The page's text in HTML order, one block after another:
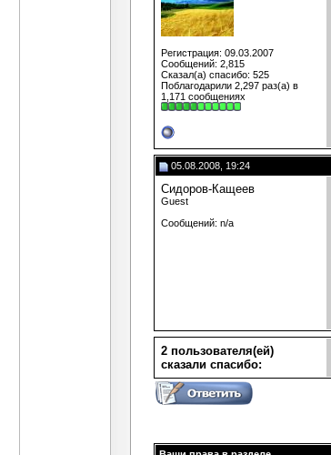
Регистрация: 09.03.2007
Сообщений: 2,815
Сказал(а) спасибо: 525
Поблагодарили 2,297 раз(а) в
1,171 сообщениях
05.08.2008, 19:24
Сидоров-Кащеев
Guest
Сообщений: n/a
2 пользователя(ей)
сказали cпасибо: